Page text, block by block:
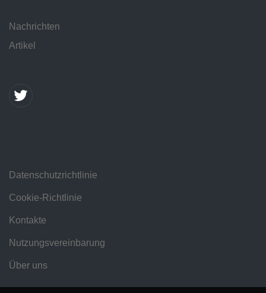
Nachrichten
Artikel
Datenschutzrichtlinie
Cookie-Richtlinie
Kontakte
Nutzungsvereinbarung
Über uns